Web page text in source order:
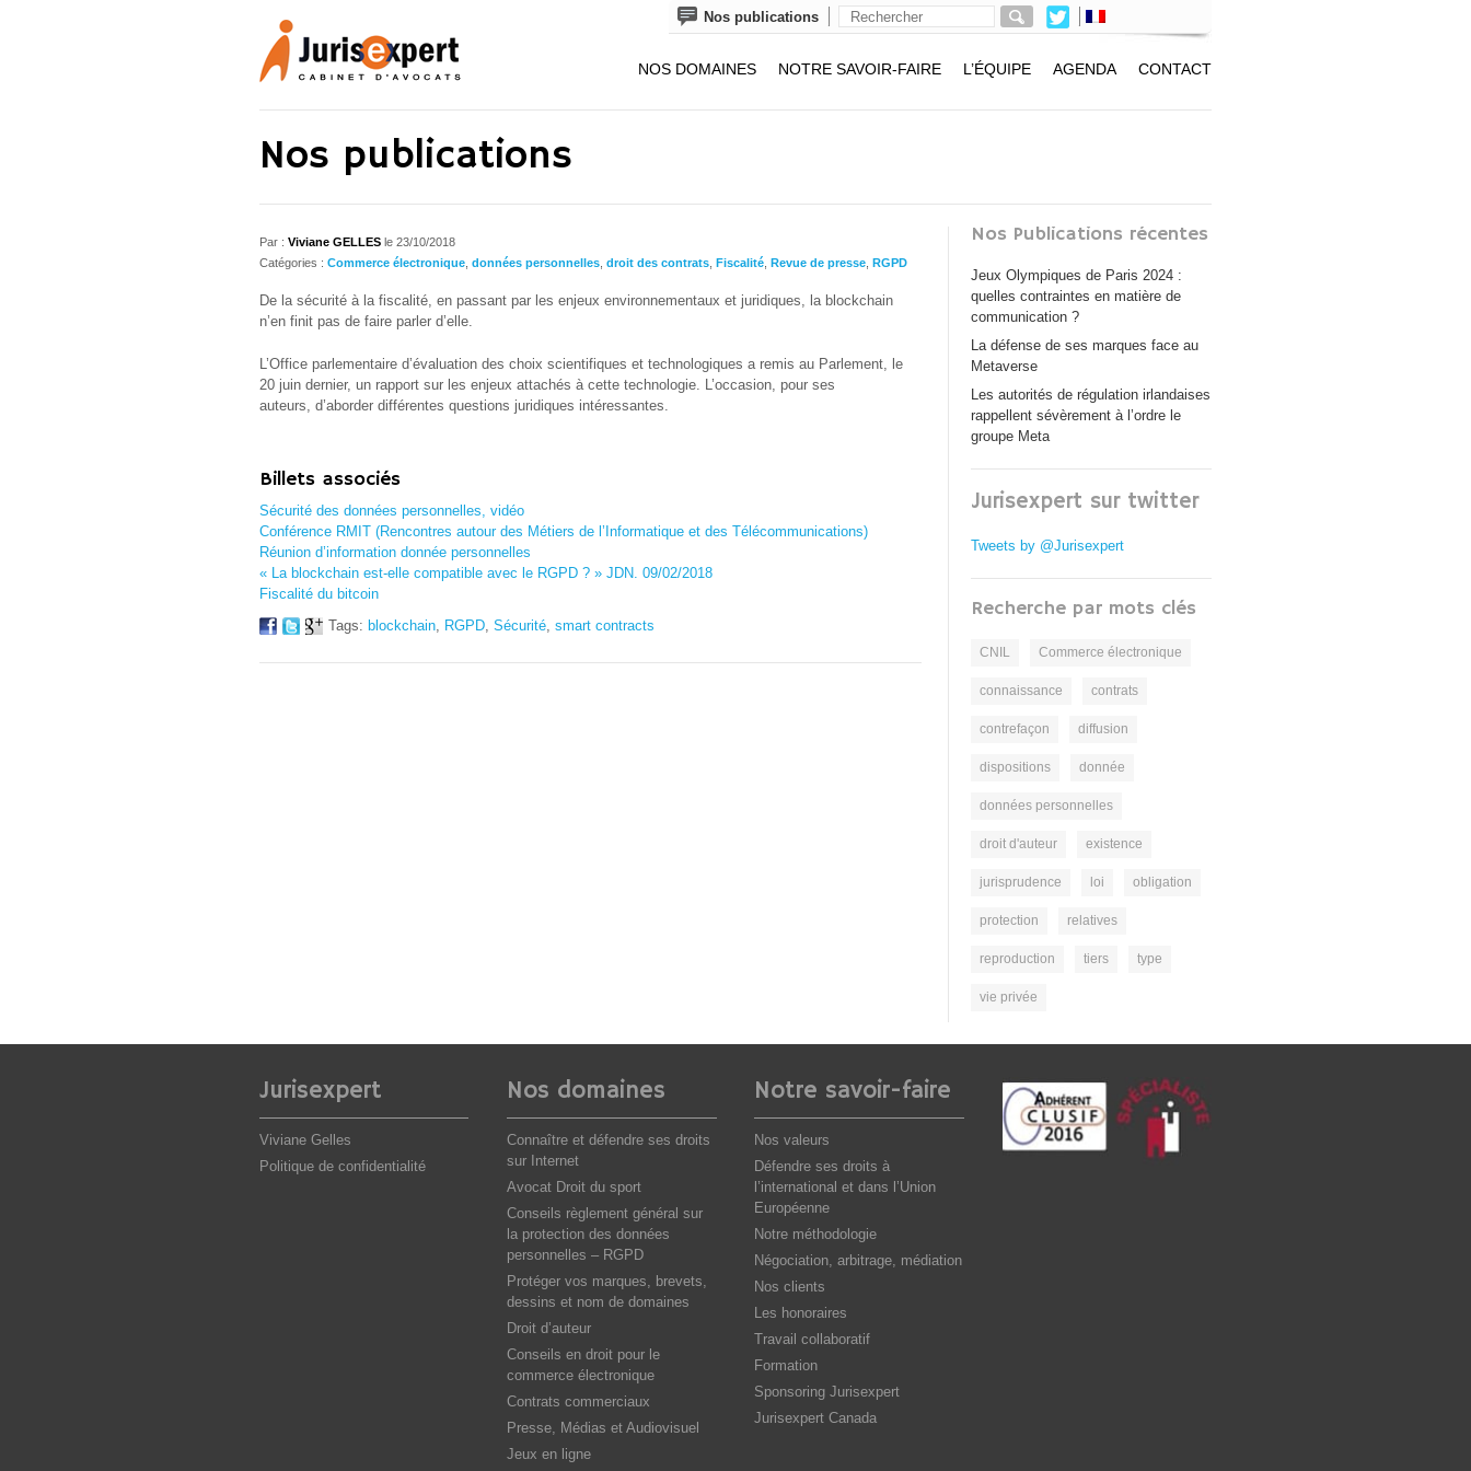
Nos publications
NOS DOMAINES NOTRE SAVOIR-FAIRE L’ÉQUIPE AGENDA CONTACT
Nos publications
Par : Viviane GELLES le 23/10/2018
Catégories : Commerce électronique données personnelles droit des contrats Fiscalité Revue de presse RGPD
De la sécurité à la fiscalité, en passant par les enjeux environnementaux et juridiques, la blockchain
n’en finit pas de faire parler d’elle.
L’Office parlementaire d’évaluation des choix scientifiques et technologiques a remis au Parlement, le
20 juin dernier, un rapport sur les enjeux attachés à cette technologie. L’occasion, pour ses
auteurs, d’aborder différentes questions juridiques intéressantes.
Billets associés
Sécurité des données personnelles, vidéo
Conférence RMIT (Rencontres autour des Métiers de l’Informatique et des Télécommunications)
Réunion d’information donnée personnelles
« La blockchain est-elle compatible avec le RGPD ? » JDN. 09/02/2018
Fiscalité du bitcoin
Tags: blockchain, RGPD, Sécurité, smart contracts
Nos Publications récentes
Jeux Olympiques de Paris 2024 :
quelles contraintes en matière de
communication ?
La défense de ses marques face au
Metaverse
Les autorités de régulation irlandaises
rappellent sévèrement à l’ordre le
groupe Meta
Jurisexpert sur twitter
Tweets by @Jurisexpert
Recherche par mots clés
CNIL Commerce électronique
connaissance contrats
contrefaçon diffusion
dispositions donnée
données personnelles
droit d'auteur existence
jurisprudence loi obligation
protection relatives
reproduction tiers type
vie privée
Jurisexpert
Viviane Gelles
Politique de confidentialité
Nos domaines
Connaître et défendre ses droits
sur Internet
Avocat Droit du sport
Conseils règlement général sur
la protection des données
personnelles – RGPD
Protéger vos marques, brevets,
dessins et nom de domaines
Droit d’auteur
Conseils en droit pour le
commerce électronique
Contrats commerciaux
Presse, Médias et Audiovisuel
Jeux en ligne
Notre savoir-faire
Nos valeurs
Défendre ses droits à
l’international et dans l’Union
Européenne
Notre méthodologie
Négociation, arbitrage, médiation
Nos clients
Les honoraires
Travail collaboratif
Formation
Sponsoring Jurisexpert
Jurisexpert Canada